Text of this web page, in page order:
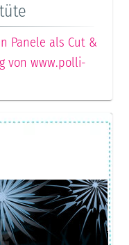
Panele als Cut &
von www.polli-